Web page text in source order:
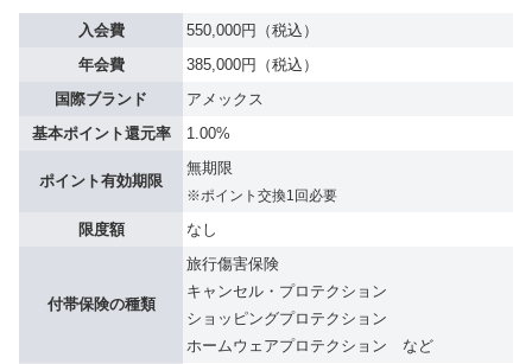
入会費
550,000円（税込）
年会費
385,000円（税込）
国際ブランド
アメックス
基本ポイント還元率
1.00%
ポイント有効期限
無期限
※ポイント交換1回必要
限度額 なし
付帯保険の種類
旅行傷害保険
キャンセル・プロテクション
ショッピングプロテクション
ホームウェアプロテクション など